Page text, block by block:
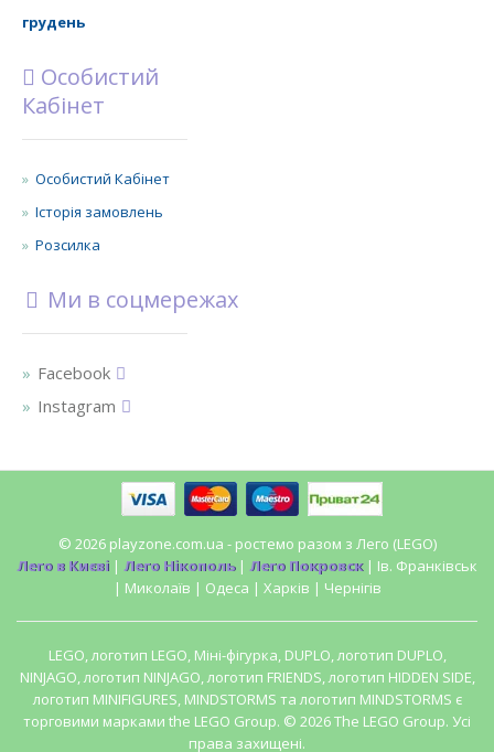
грудень
Особистий
Кабінет
Особистий Кабінет
Історія замовлень
Розсилка
Ми в соцмережах
Facebook
Instagram
© 2026 playzone.com.ua - ростемо разом з Лего (LEGO)
Лего в Києві | Лего Нікополь| Лего Покровск| Ів. Франківськ
| Миколаїв | Одеса | Харків | Чернігів
LEGO, логотип LEGO, Міні-фігурка, DUPLO, логотип DUPLO,
NINJAGO, логотип NINJAGO, логотип FRIENDS, логотип HIDDEN SIDE,
логотип MINIFIGURES, MINDSTORMS та логотип MINDSTORMS є
торговими марками the LEGO Group. © 2026 The LEGO Group. Усі
права захищені.